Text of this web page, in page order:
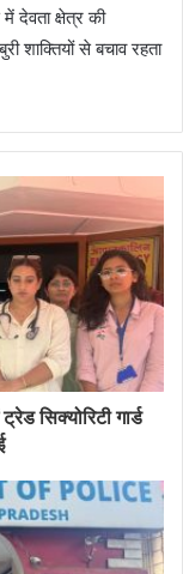
देवता क्षेत्र की
शाक्तियों से बचाव रहता
सिक्योरिटी गार्ड